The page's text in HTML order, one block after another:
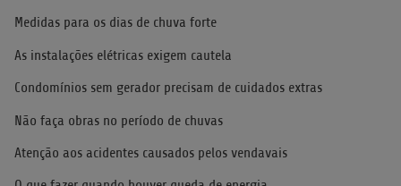
Medidas para os dias de chuva forte
As instalações elétricas exigem cautela
Condomínios sem gerador precisam de cuidados extras
Não faça obras no período de chuvas
Atenção aos acidentes causados pelos vendavais